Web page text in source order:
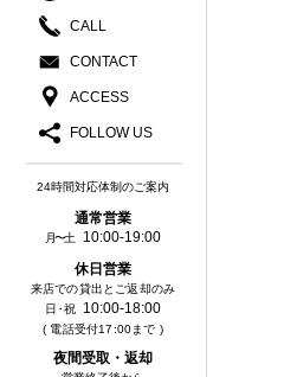
24時間対応体制のご案内
通常営業
月〜土
10:00-19:00
休⽇営業
来店での貸出とご返却のみ
⽇・祝
10:00-18:00
( 電話受付17:00まで )
夜間受取・返却
CALL
CONTACT
ACCESS
FOLLOW US